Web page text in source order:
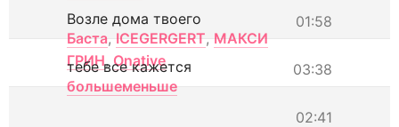
01:58
Возле дома твоего
Баста, ICEGERGERT, МАКСИ
ГРИН, Onative 03:38
тебе все кажется
большеменьше
02:41